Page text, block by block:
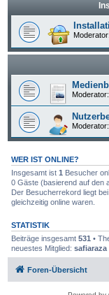
Moderator:
Moderator:
Moderator:
WER IST ONLINE?
Insgesamt ist 1 Besucher
0 Gäste (basierend auf den
Der Besucherrekord liegt bei
gleichzeitig online waren.
STATISTIK
Beiträge insgesamt 531 •
neuestes Mitglied: safiaraza
Foren-Übersicht